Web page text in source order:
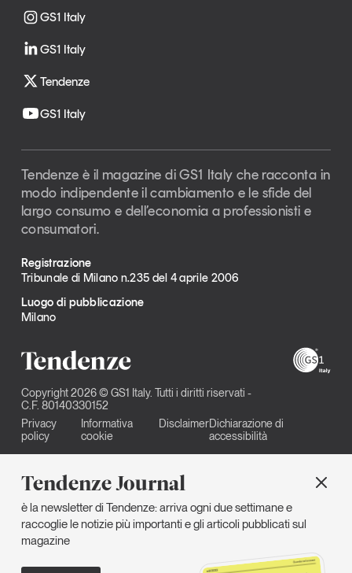
Tendenze Journal
è la newsletter di Tendenze: arriva ogni due settimane e
raccoglie le notizie più importanti e gli articoli pubblicati sul
magazine
GS1 Italy
GS1 Italy
Tendenze
GS1 Italy
Tendenze è il magazine di GS1 Italy che racconta in
modo indipendente il cambiamento e le sfide del
largo consumo e dell’economia a professionisti e
consumatori.
Registrazione
Tribunale di Milano n.235 del 4 aprile 2006
Luogo di pubblicazione
Milano
Copyright 2026 © GS1 Italy. Tutti i diritti riservati -
C.F. 80140330152
Privacy
policy
Informativa
cookie
DisclaimerDichiarazione di
accessibilità